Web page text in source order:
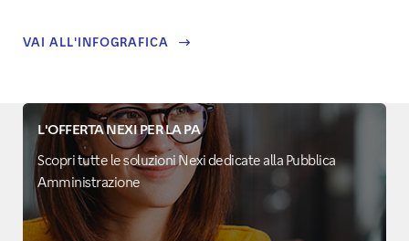
VAI ALL'INFOGRAFICA
L'OFFERTA NEXI PER LA PA
Scopri tutte le soluzioni Nexi dedicate alla Pubblica
Amministrazione